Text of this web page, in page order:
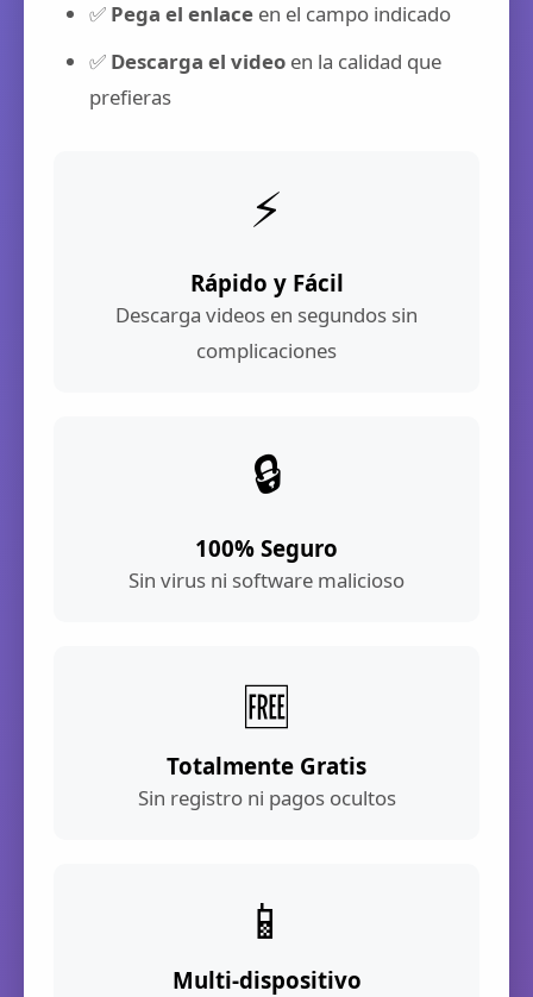
✅ Pega el enlace en el campo indicado
✅ Descarga el video en la calidad que
prefieras
⚡
Rápido y Fácil
Descarga videos en segundos sin
complicaciones
🔒
100% Seguro
Sin virus ni software malicioso
🆓
Totalmente Gratis
Sin registro ni pagos ocultos
📱
Multi-dispositivo